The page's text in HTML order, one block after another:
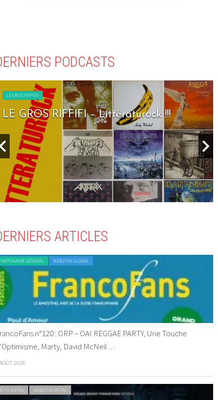
PODCASTS
– Littératurock !!!
LE GROS RIFFIFI
LE GROS
ARTICLES
GENERAL WEBZINE GLOBAL
n°120 : ORP – OAI REGGAE PARTY, Une Touche
Marty, David McNeil…
2026
METAL WEBZINE METAL